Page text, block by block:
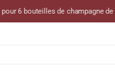
de champagne de la